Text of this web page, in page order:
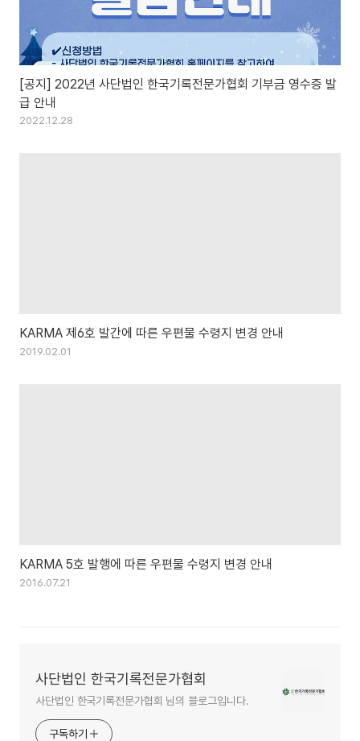
[공지] 2022년 사단법인 한국기록전문가협회 기부금 영수증 발
급 안내
2022.12.28
KARMA 제6호 발간에 따른 우편물 수령지 변경 안내
2019.02.01
KARMA 5호 발행에 따른 우편물 수령지 변경 안내
2016.07.21
사단법인 한국기록전문가협회
사단법인 한국기록전문가협회 님의 블로그입니다.
구독하기